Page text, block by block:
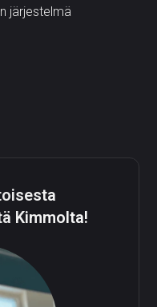
Kimmolta!
järjestelmä